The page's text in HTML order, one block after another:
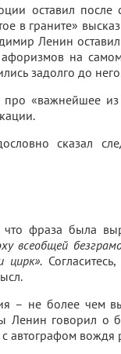
оставил после
в граните»
Ленин
на
задолго до
«важнейшее из
сказал
фраза была
всеобщей
цирк».
– не более чем
Ленин говорил о
автографом